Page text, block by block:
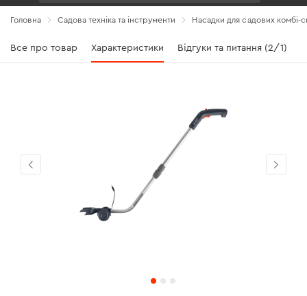
Головна Садова техніка та інструменти Насадки для садових комбі-
Все про товар Характеристики Відгуки та питання (2/1)